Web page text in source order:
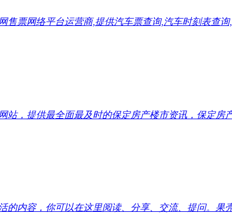
票网络平台运营商,提供汽车票查询,汽车时刻表查询
站，提供最全面最及时的保定房产楼市资讯，保定房
内容，你可以在这里阅读、分享、交流、提问。果